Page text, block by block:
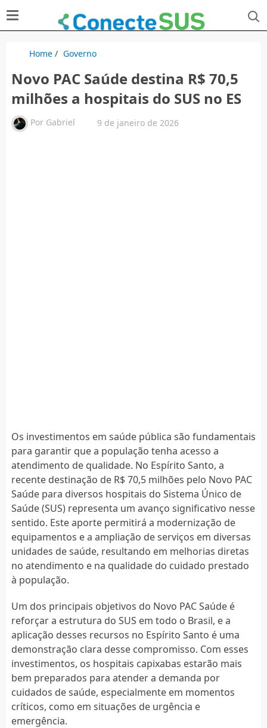
Home/ Governo
Novo PAC Saúde destina R$ 70,5
milhões a hospitais do SUS no ES
Por Gabriel 9 de janeiro de 2026
Os investimentos em saúde pública são fundamentais
para garantir que a população tenha acesso a
atendimento de qualidade. No Espírito Santo, a
recente destinação de R$ 70,5 milhões pelo Novo PAC
Saúde para diversos hospitais do Sistema Único de
Saúde (SUS) representa um avanço significativo nesse
sentido. Este aporte permitirá a modernização de
equipamentos e a ampliação de serviços em diversas
unidades de saúde, resultando em melhorias diretas
no atendimento e na qualidade do cuidado prestado
à população.
Um dos principais objetivos do Novo PAC Saúde é
reforçar a estrutura do SUS em todo o Brasil, e a
aplicação desses recursos no Espírito Santo é uma
demonstração clara desse compromisso. Com esses
investimentos, os hospitais capixabas estarão mais
bem preparados para atender a demanda por
cuidados de saúde, especialmente em momentos
críticos, como em situações de urgência e
emergência.